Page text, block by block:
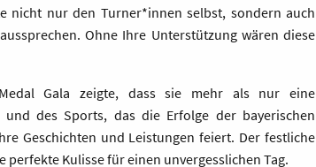
nicht nur den Turner*innen selbst, sondern auch
Ohne Ihre Unterstützung wären diese
Gala zeigte, dass sie mehr als nur eine
des Sports, das die Erfolge der bayerischen
Geschichten und Leistungen feiert. Der festliche
perfekte Kulisse für einen unvergesslichen Tag.